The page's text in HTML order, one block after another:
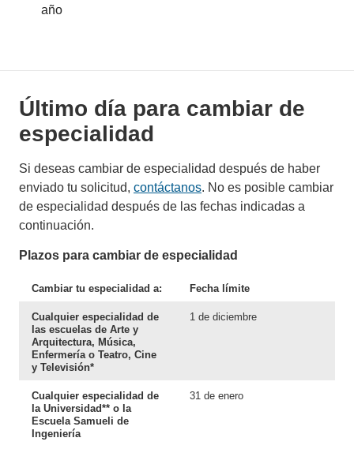
año
Último día para cambiar de
especialidad
Si deseas cambiar de especialidad después de haber
enviado tu solicitud, contáctanos. No es posible cambiar
de especialidad después de las fechas indicadas a
continuación.
Plazos para cambiar de especialidad
Cambiar tu especialidad a: Fecha límite
Cualquier especialidad de
las escuelas de Arte y
Arquitectura, Música,
Enfermería o Teatro, Cine
y Televisión*
1 de diciembre
Cualquier especialidad de
la Universidad** o la
Escuela Samueli de
Ingeniería
31 de enero